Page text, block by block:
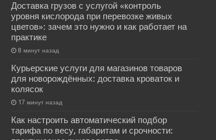
Доставка грузов с услугой «контроль
уровня кислорода при перевозке живых
цветов»: зачем это нужно и как работает на
практике
8 минут назад
Курьерские услуги для магазинов товаров
для новорождённых: доставка кроваток и
колясок
17 минут назад
Как настроить автоматический подбор
тарифа по весу, габаритам и срочности: